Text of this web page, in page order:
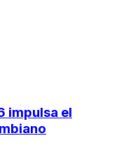
impulsa el